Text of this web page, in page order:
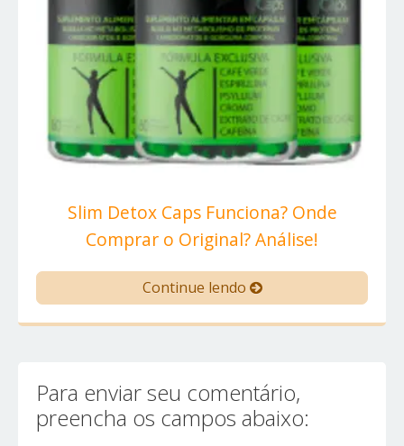
Slim Detox Caps Funciona? Onde
Comprar o Original? Análise!
Continue lendo
Para enviar seu comentário,
preencha os campos abaixo: